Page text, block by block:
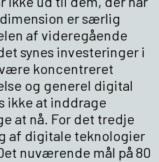
er særlig
af videregående
synes investeringer i
koncentreret
og generel digital
ikke at inddrage
at nå. For det tredje
af digitale teknologier
nuværende mål på 80